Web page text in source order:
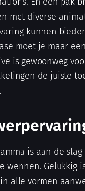
met diverse
kunnen
moet je maar
is gewoonweg
de juiste
is aan de
wennen. Gelukkig
alle vormen